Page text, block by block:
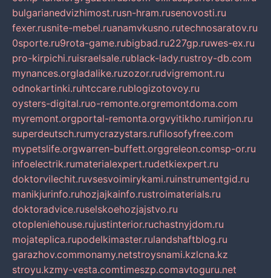
bulgarianedvizhimost.rusn-hram.rusenovosti.ru
fexer.rusnite-mebel.ruanamvkusno.rutechnosaratov.ru
0sporte.ru9rota-game.rubigbad.ru227gp.ruwes-ex.ru
pro-kirpichi.ruisraelsale.rublack-lady.rustroy-db.com
mynances.orgladalike.ruzozor.rudvigremont.ru
odnokartinki.ruhtccare.rublogizotovoy.ru
oysters-digital.ruo-remonte.orgremontdoma.com
myremont.orgportal-remonta.orgvyitikho.rumirjon.ru
superdeutsch.rumycrazystars.rufilosofyfree.com
mypetslife.orgwarren-buffett.orggreleon.comsp-or.ru
infoelectrik.rumaterialexpert.rudetkiexpert.ru
doktorvilechit.ruvsesvoimirykami.ruinstrumentgid.ru
manikjurinfo.ruhozjajkainfo.rustroimaterials.ru
doktoradvice.ruselskoehozjajstvo.ru
otopleniehouse.rujustinterior.ruchastnyjdom.ru
mojateplica.rupodelkimaster.rulandshaftblog.ru
garazhov.commonamy.netstroysnami.kzlcna.kz
stroyu.kzmy-vesta.comtimeszp.comavtoguru.net